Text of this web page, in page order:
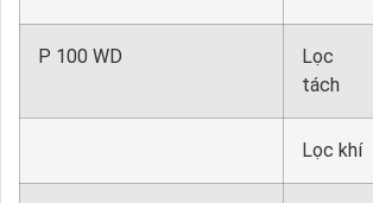
P 100 WD
Lọc
tách
Lọc khí